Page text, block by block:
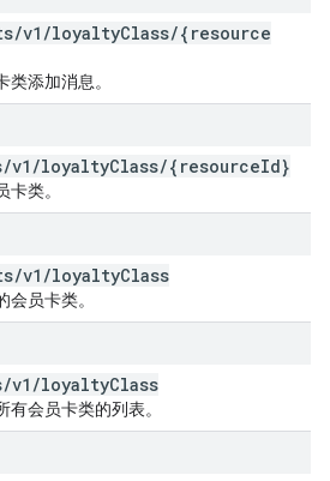
/v1 /loyaltyClass/{resource
类添加消息。
/v1 /loyaltyClass/{resourceId}
卡类。
/v1 /loyaltyClass
会员卡类。
/v1 /loyaltyClass
有会员卡类的列表。